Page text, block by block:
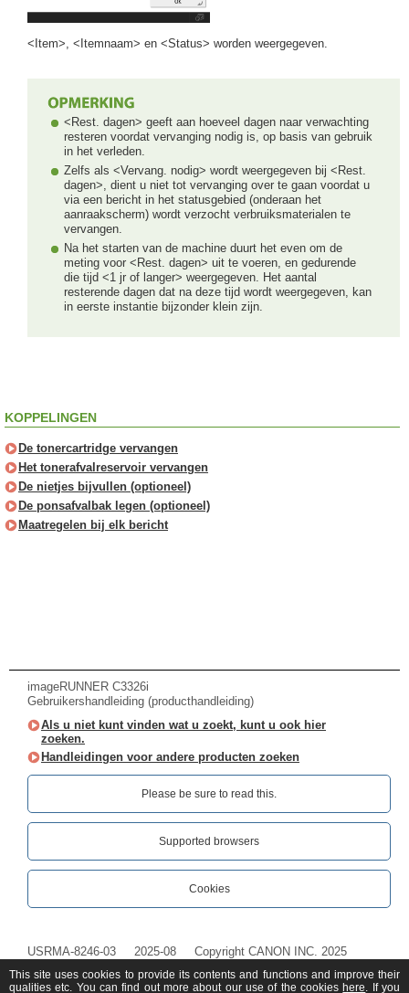
<Item>, <Itemnaam> en <Status> worden weergegeven.
<Rest. dagen> geeft aan hoeveel dagen naar verwachting
resteren voordat vervanging nodig is, op basis van gebruik
in het verleden.
Zelfs als <Vervang. nodig> wordt weergegeven bij <Rest.
dagen>, dient u niet tot vervanging over te gaan voordat u
via een bericht in het statusgebied (onderaan het
aanraakscherm) wordt verzocht verbruiksmaterialen te
vervangen.
Na het starten van de machine duurt het even om de
meting voor <Rest. dagen> uit te voeren, en gedurende
die tijd <1 jr of langer> weergegeven. Het aantal
resterende dagen dat na deze tijd wordt weergegeven, kan
in eerste instantie bijzonder klein zijn.
KOPPELINGEN
De tonercartridge vervangen
Het tonerafvalreservoir vervangen
De nietjes bijvullen (optioneel)
De ponsafvalbak legen (optioneel)
Maatregelen bij elk bericht
imageRUNNER C3326i
Gebruikershandleiding (producthandleiding)
Als u niet kunt vinden wat u zoekt, kunt u ook hier
zoeken.
Handleidingen voor andere producten zoeken
Please be sure to read this.‎
Supported browsers
Cookies
USRMA-8246-03 2025-08 Copyright CANON INC. 2025
This site uses cookies to provide its contents and functions and improve their
qualities etc. You can find out more about our use of the cookies here. If you